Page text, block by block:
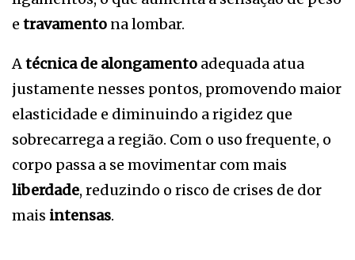
e travamento na lombar.
Atécnica de alongamento adequada atua
justamente nesses pontos, promovendo maior
elasticidade e diminuindo a rigidez que
sobrecarrega a região. Com o uso frequente, o
corpo passa a se movimentar com mais
liberdade, reduzindo o risco de crises de dor
mais intensas.